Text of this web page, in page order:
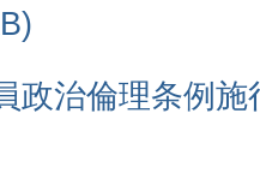
政治倫理条例